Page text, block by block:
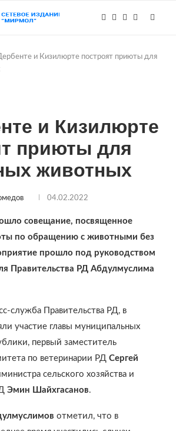
и Кизилюрте построят приюты для
и Кизилюрте
приюты для
животных
04.02.2022
совещание, посвященное
по обращению с животными без
прошло под руководством
Правительства РД Абдулмуслима
служба Правительства РД, в
участие главы муниципальных
первый заместитель
по ветеринарии РД Сергей
сельского хозяйства и
Эмин Шайхгасанов.
отметил, что в